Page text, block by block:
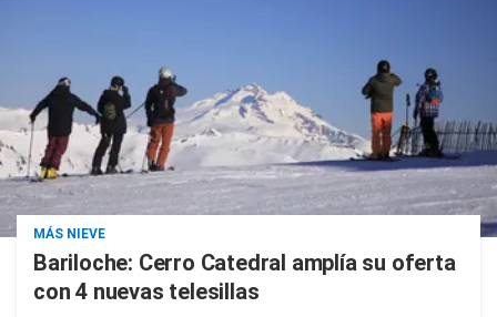
MÁS NIEVE
Bariloche: Cerro Catedral amplía su oferta
con 4 nuevas telesillas